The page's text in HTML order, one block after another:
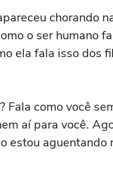
chorando
o ser humano
ela fala isso dos
Fala como você
aí para você.
estou